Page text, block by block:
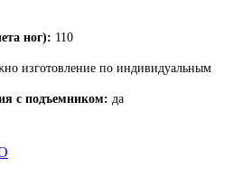
ног): 110
изготовление по индивидуальным
с подъемником: да